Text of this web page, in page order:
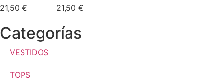
21,50 € 21,50 €
Categorías
VESTIDOS
TOPS